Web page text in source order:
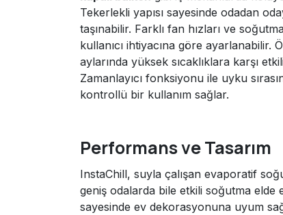
Tekerlekli yapısı sayesinde odadan
taşınabilir. Farklı fan hızları ve
kullanıcı ihtiyacına göre ayarlanabilir.
aylarında yüksek sıcaklıklara karşı
Zamanlayıcı fonksiyonu ile uyku
kontrollü bir kullanım sağlar.
Performans ve Tasarım
InstaChill, suyla çalışan evaporatif
geniş odalarda bile etkili soğutma elde
sayesinde ev dekorasyonuna uyum